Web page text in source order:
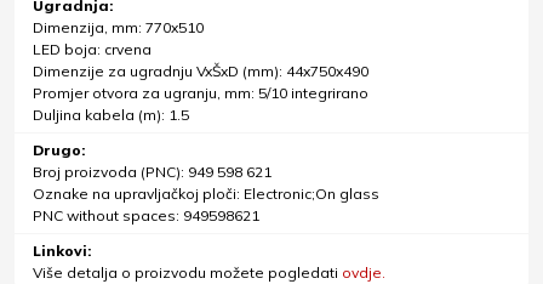
Ugradnja:
Dimenzija, mm: 770x510
LED boja: crvena
Dimenzije za ugradnju VxŠxD (mm): 44x750x490
Promjer otvora za ugranju, mm: 5/10 integrirano
Duljina kabela (m): 1.5
Drugo:
Broj proizvoda (PNC): 949 598 621
Oznake na upravljačkoj ploči: Electronic;On glass
PNC without spaces: 949598621
Linkovi:
Više detalja o proizvodu možete pogledati ovdje.